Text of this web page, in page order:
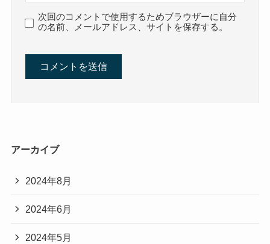
次回のコメントで使用するためブラウザーに自分
の名前、メールアドレス、サイトを保存する。
アーカイブ
2024年8月
2024年6月
2024年5月